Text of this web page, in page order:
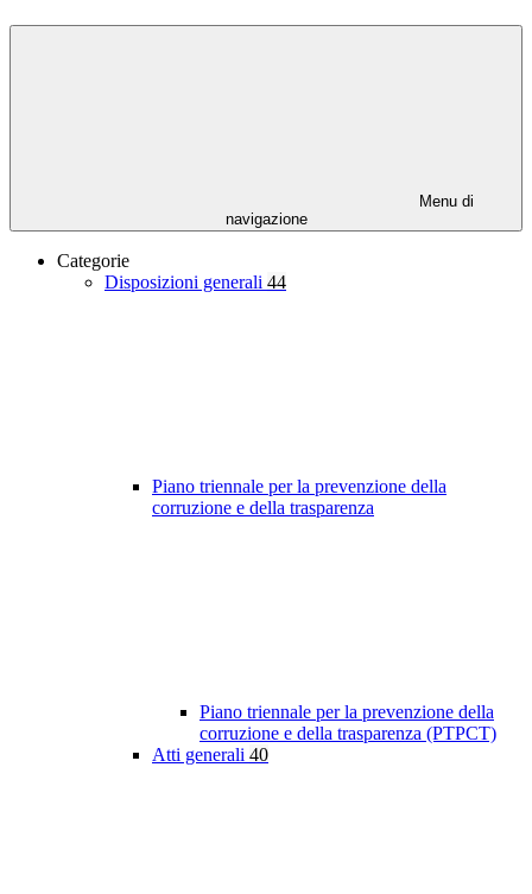
Menu di
navigazione
Categorie
Disposizioni generali 44
Piano triennale per la prevenzione della
corruzione e della trasparenza
Piano triennale per la prevenzione della
corruzione e della trasparenza (PTPCT)
Atti generali 40